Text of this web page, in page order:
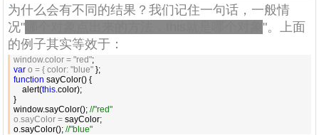
为什么会有不同的结果？我们记住一句话，一般情
况" 哪个对象点出来的方法，this就是哪个对象"。上面
的例子其实等效于：
window.color = "red"
var o = { color: "blue"
function sayColor() {
    alert(
this.color);
}
window.sayColor(); //"red"
o.sayColor = sayColor;
o.sayColor(); //"blue"